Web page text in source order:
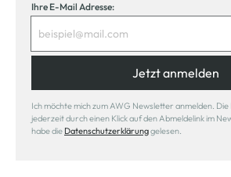
Ihre E-Mail Adresse:
Jetzt anmelden
Ich möchte mich zum AWG Newsletter anmelden. Die
jederzeit durch einen Klick auf den Abmeldelink im
habe die Datenschutzerklärunggelesen.